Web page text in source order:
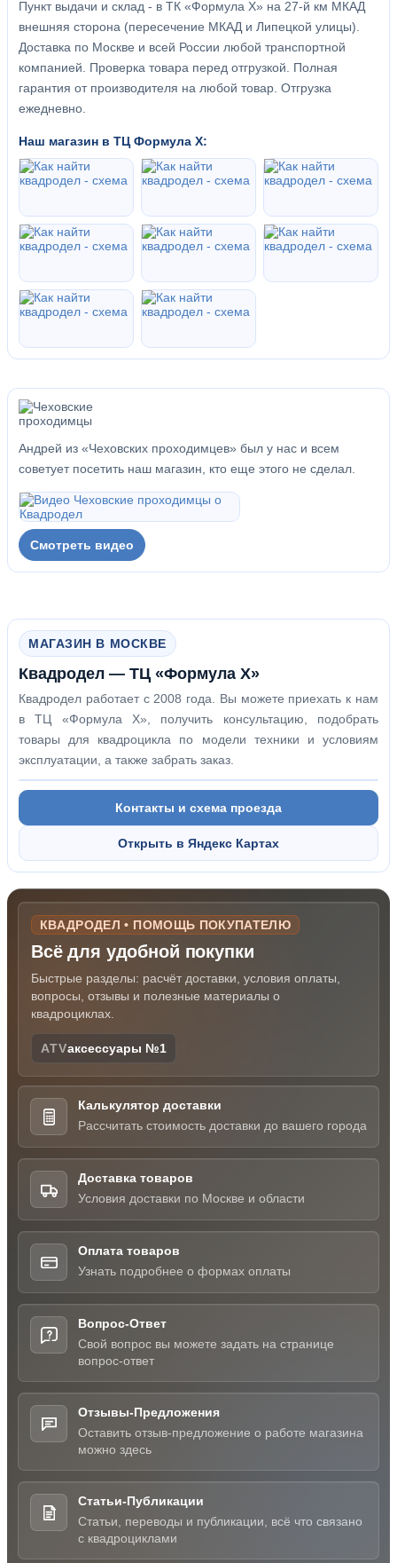
Пункт выдачи и склад - в ТК «Формула X» на 27-й км МКАД
внешняя сторона (пересечение МКАД и Липецкой улицы).
Доставка по Москве и всей России любой транспортной
компанией. Проверка товара перед отгрузкой. Полная
гарантия от производителя на любой товар. Отгрузка
ежедневно.
Наш магазин в ТЦ Формула Х:
Андрей из «Чеховских проходимцев» был у нас и всем
советует посетить наш магазин, кто еще этого не сделал.
Смотреть видео
МАГАЗИН В МОСКВЕ
Квадродел — ТЦ «Формула Х»
Квадродел работает с 2008 года. Вы можете приехать к нам
в ТЦ «Формула Х», получить консультацию, подобрать
товары для квадроцикла по модели техники и условиям
эксплуатации, а также забрать заказ.
Контакты и схема проезда
Открыть в Яндекс Картах
КВАДРОДЕЛ • ПОМОЩЬ ПОКУПАТЕЛЮ
Всё для удобной покупки
Быстрые разделы: расчёт доставки, условия оплаты,
вопросы, отзывы и полезные материалы о
квадроциклах.
ATVаксессуары №1
Калькулятор доставки
Рассчитать стоимость доставки до вашего города
Доставка товаров
Условия доставки по Москве и области
Оплата товаров
Узнать подробнее о формах оплаты
Вопрос-Ответ
Свой вопрос вы можете задать на странице
вопрос-ответ
Отзывы-Предложения
Оставить отзыв-предложение о работе магазина
можно здесь
Статьи-Публикации
Статьи, переводы и публикации, всё что связано
с квадроциклами